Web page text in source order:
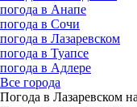
погода в Анапе
погода в Сочи
погода в Лазаревском
погода в Туапсе
погода в Адлере
Все города
Погода в Лазаревском